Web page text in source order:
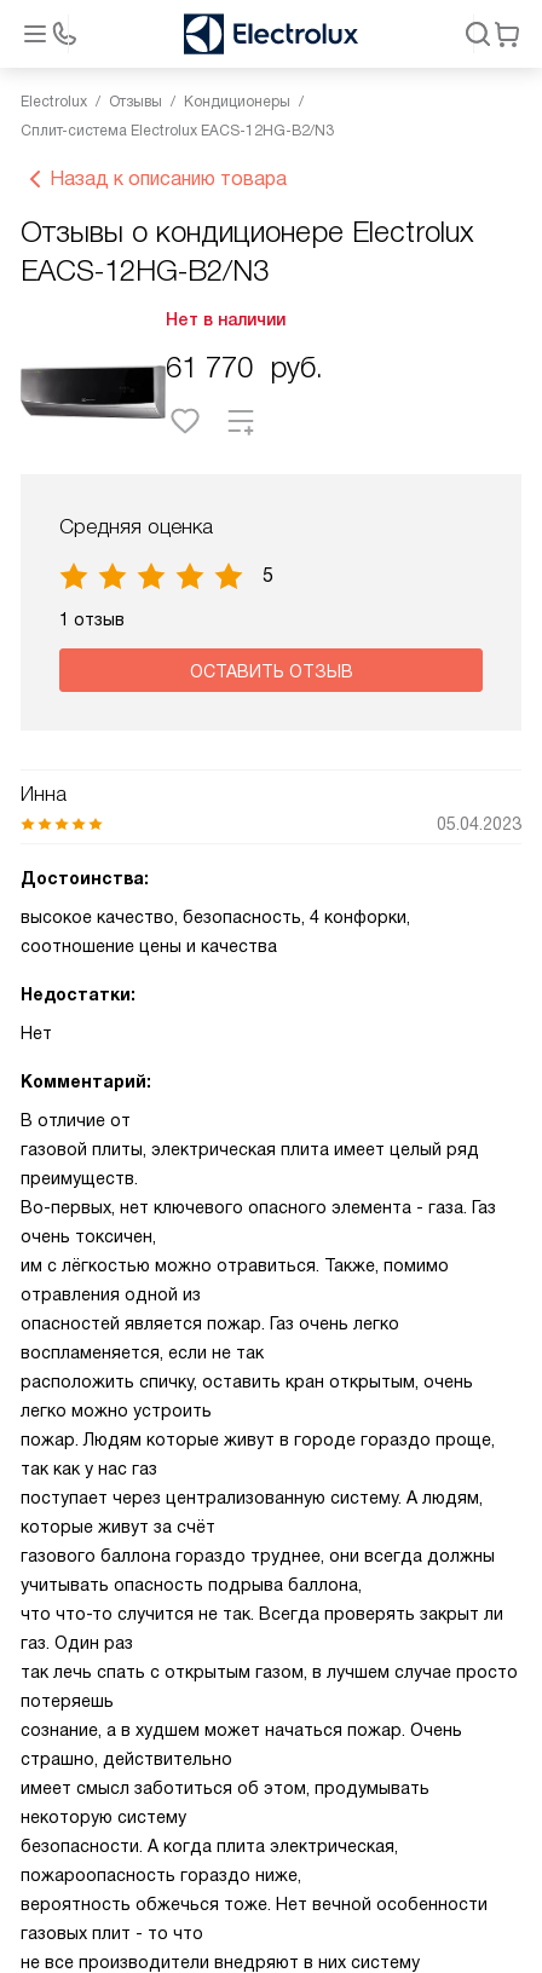
Electrolux Отзывы
Кондиционеры
Сплит-система Electrolux EACS-12HG-B2/N3
Назад к описанию товара
Отзывы о кондиционере Electrolux
EACS-12HG-B2/N3
Нет в наличии
61 770 руб.
Средняя оценка
5
1 отзыв
ОСТАВИТЬ ОТЗЫВ
Инна
05.04.2023
Достоинства:
высокое качество, безопасность, 4 конфорки,
соотношение цены и качества
Недостатки:
Нет
Комментарий:
В отличие от
газовой плиты, электрическая плита имеет целый ряд
преимуществ.
Во-первых, нет ключевого опасного элемента - газа. Газ
очень токсичен,
им с лёгкостью можно отравиться. Также, помимо
отравления одной из
опасностей является пожар. Газ очень легко
воспламеняется, если не так
расположить спичку, оставить кран открытым, очень
легко можно устроить
пожар. Людям которые живут в городе гораздо проще,
так как у нас газ
поступает через централизованную систему. А людям,
которые живут за счёт
газового баллона гораздо труднее, они всегда должны
учитывать опасность подрыва баллона,
что что-то случится не так. Всегда проверять закрыт ли
газ. Один раз
так лечь спать с открытым газом, в лучшем случае просто
потеряешь
сознание, а в худшем может начаться пожар. Очень
страшно, действительно
имеет смысл заботиться об этом, продумывать
некоторую систему
безопасности. А когда плита электрическая,
пожароопасность гораздо ниже,
вероятность обжечься тоже. Нет вечной особенности
газовых плит - то что
не все производители внедряют в них систему